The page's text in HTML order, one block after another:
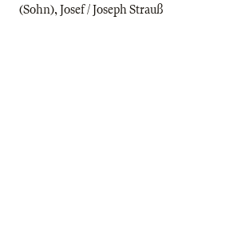
(Sohn), Josef / Joseph Strauß